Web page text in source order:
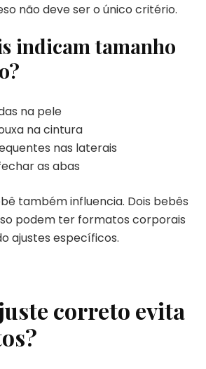
não deve ser o único critério.
indicam tamanho
na pele
na cintura
nas laterais
as abas
também influencia. Dois bebês
podem ter formatos corporais
ajustes específicos.
correto evita